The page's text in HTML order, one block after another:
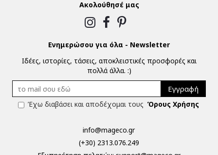
Ακολούθησέ μας
Ενημερώσου για όλα - Newsletter
Ιδέες, ιστορίες, τάσεις, αποκλειστικές προσφορές και
πολλά άλλα. :)
Εγγραφή
Έχω διαβάσει και αποδέχομαι τους Όρους Χρήσης
info@mageco.gr
(+30) 2313.076.249